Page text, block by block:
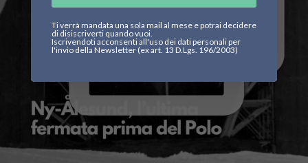
Ti verrà mandata una sola mail al mese e potrai decidere
di disiscriverti quando vuoi.
Iscrivendoti acconsenti all'uso dei dati personali per
l'invio della Newsletter (ex art. 13 D.Lgs. 196/2003)